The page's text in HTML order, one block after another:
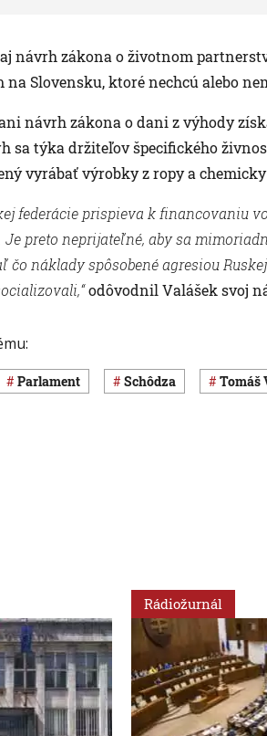
návrh zákona o životnom
na Slovensku, ktoré nechcú alebo
návrh zákona o dani z výhody
sa týka držiteľov špecifického
vyrábať výrobky z ropy a
federácie prispieva k financovaniu
preto neprijateľné, aby sa
náklady spôsobené agresiou
odôvodnil Valášek svoj
Parlament schôdza
Rádiožurnál